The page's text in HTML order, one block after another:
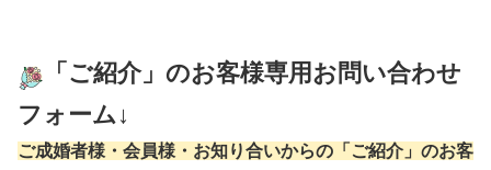
「ご紹介」のお客様専用お問い合わせ
フォーム↓
ご成婚者様・会員様・お知り合いからの「ご紹介」のお客